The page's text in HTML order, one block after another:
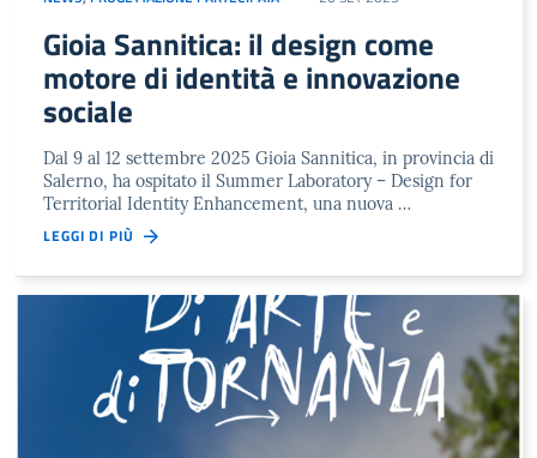
Gioia Sannitica: il design come
motore di identità e innovazione
sociale
Dal 9 al 12 settembre 2025 Gioia Sannitica, in provincia di
Salerno, ha ospitato il Summer Laboratory – Design for
Territorial Identity Enhancement, una nuova …
LEGGI DI PIÙ